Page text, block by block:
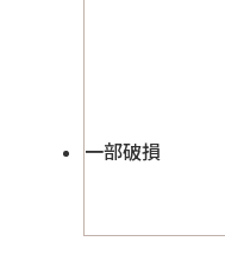
一部破損